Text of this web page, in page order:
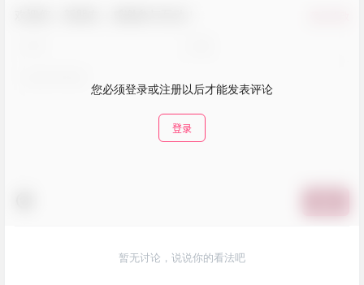
您必须登录或注册以后才能发表评论
登录
暂无讨论，说说你的看法吧